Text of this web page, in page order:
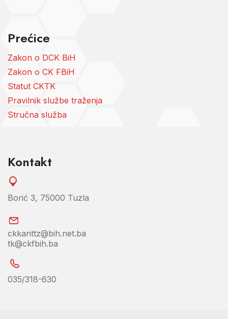
Prećice
Zakon o DCK BiH
Zakon o CK FBiH
Statut CKTK
Pravilnik službe traženja
Stručna služba
Kontakt
Borić 3, 75000 Tuzla
ckkanttz@bih.net.ba
tk@ckfbih.ba
035/318-630